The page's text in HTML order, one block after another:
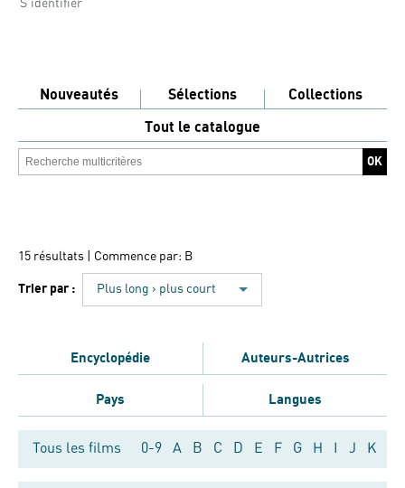
S'identifier
Nouveautés Sélections
Collections
Tout le catalogue
15 résultats | Commence par: B
Trier par : Plus long › plus court
Encyclopédie Auteurs-Autrices
Pays Langues
Tous les films 0-9 A B C D E F G H J K